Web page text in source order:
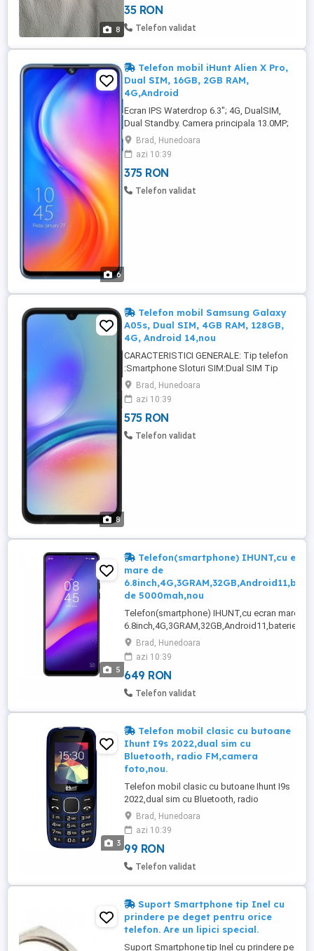
8
transmisie: < 10m / 393.7; Stiluri de
purtare: In- ureche mini casti; Baterie:
...
35 RON
Telefon validat
6
Telefon mobil iHunt Alien X Pro,
Dual SIM, 16GB, 2GB RAM,
4G,Android
Ecran IPS Waterdrop 6.3"; 4G, DualSIM,
Dual Standby. Camera principala 13.0MP;
Baterie 3500mAh; Memorie Flash 16GB
(suporta card microSD de pana la 32GB);
Memorie RAM 2GB; Camera Selfie 5.0MP;
Sistem de Operare Android Functioneaza
in orice retea mobila din România
Brad, Hunedoara
azi 10:39
375 RON
Telefon validat
8
Telefon mobil Samsung Galaxy
A05s, Dual SIM, 4GB RAM, 128GB,
4G, Android 14,nou
CARACTERISTICI GENERALE: Tip telefon
:Smartphone Sloturi SIM:Dual SIM Tip
SIM :Nano SIM Sistem de
operare:Android 14 Conectivitate:
Bluetooth Wi-Fi Versiune Bluetooth:5.1
Versiune sistem operare Android 14
Model procesor: Qualcomm Snapdragon
Brad, Hunedoara
azi 10:39
575 RON
Telefon validat
5
Telefon(smartphone) IHUNT,cu
mare de
de 5000mah,nou
Telefon(smartphone) IHUNT,cu ecran mare de
6.8inch,4G,3GRAM,32GB,Android11,baterie de
5000mah,nou in ambalajul original al
producaorului. Sloturi SIM:Dual SIM Frecventa
GSM 850/9 MHz | 3G: WCDMA 900/2100MHz |
LTE: FDD B1/B3/B7/B8/B20 Tip SIM:nanoSIM +
nanoSIM/microSD Model Procesor:Unisoc ...
Brad, Hunedoara
azi 10:39
649 RON
Telefon validat
3
Telefon mobil clasic cu butoane
Ihunt I9s 2022,dual sim cu
Bluetooth, radio FM,camera
foto,nou.
Telefon mobil clasic cu butoane Ihunt I9s
2022,dual sim cu Bluetooth, radio
FM,camera foto,nou. Ecran 1.8-inch; Rețea
2G GSM 850/9 MHz - SIM1/2; Baterie
800mAh; Cameră foto încorporată; Slot
card microSD; Bluetooth + FM Radio;
Alarmă, calendar, ora pe glob etc; Dual
Brad, Hunedoara
azi 10:39
99 RON
Telefon validat
Suport Smartphone tip Inel cu
prindere pe deget pentru orice
telefon. Are un lipici special.
Suport Smartphone tip Inel cu prindere pe